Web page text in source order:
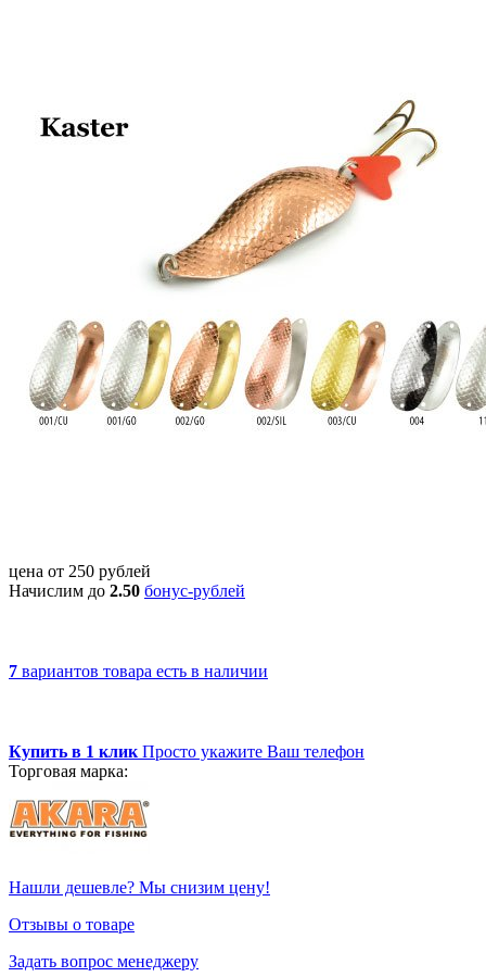
цена от 250 рублей
Начислим до 2.50 бонус-рублей
7 вариантов товара есть в наличии
Купить в 1 клик Просто укажите Ваш телефон
Торговая марка:
Нашли дешевле? Мы снизим цену!
Отзывы о товаре
Задать вопрос менеджеру